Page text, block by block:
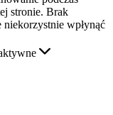
stronie. Brak
wpłynąć